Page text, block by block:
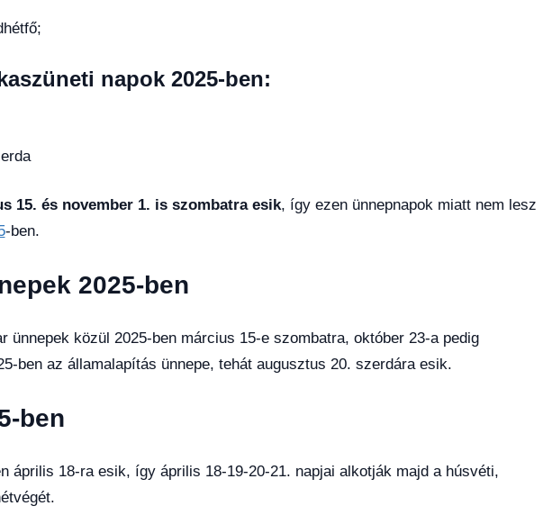
napok 2025-ben:
15. és november 1. is szombatra esik, így ezen ünnepnapok miatt nem lesz
-ben.
2025-ben
ünnepek közül 2025-ben március 15-e szombatra, október 23-a pedig
ben az államalapítás ünnepe, tehát augusztus 20. szerdára esik.
ben
április 18-ra esik, így április 18-19-20-21. napjai alkotják majd a húsvéti,